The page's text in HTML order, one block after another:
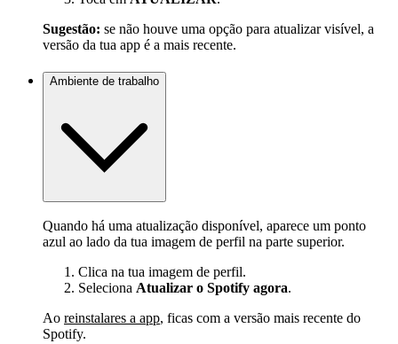
Sugestão: se não houve uma opção para atualizar visível, a
versão da tua app é a mais recente.
Ambiente de trabalho
Quando há uma atualização disponível, aparece um ponto
azul ao lado da tua imagem de perfil na parte superior.
Clica na tua imagem de perfil.
Seleciona Atualizar o Spotify agora.
Ao reinstalares a app, ficas com a versão mais recente do
Spotify.